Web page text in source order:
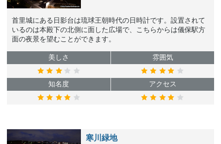
首里城にある日影台は琉球王朝時代の日時計です。設置されて
いるのは本殿下の北側に面した広場で、こちらからは儀保駅方
面の夜景を望むことができます。
美しさ 雰囲気
知名度 アクセス
寒川緑地